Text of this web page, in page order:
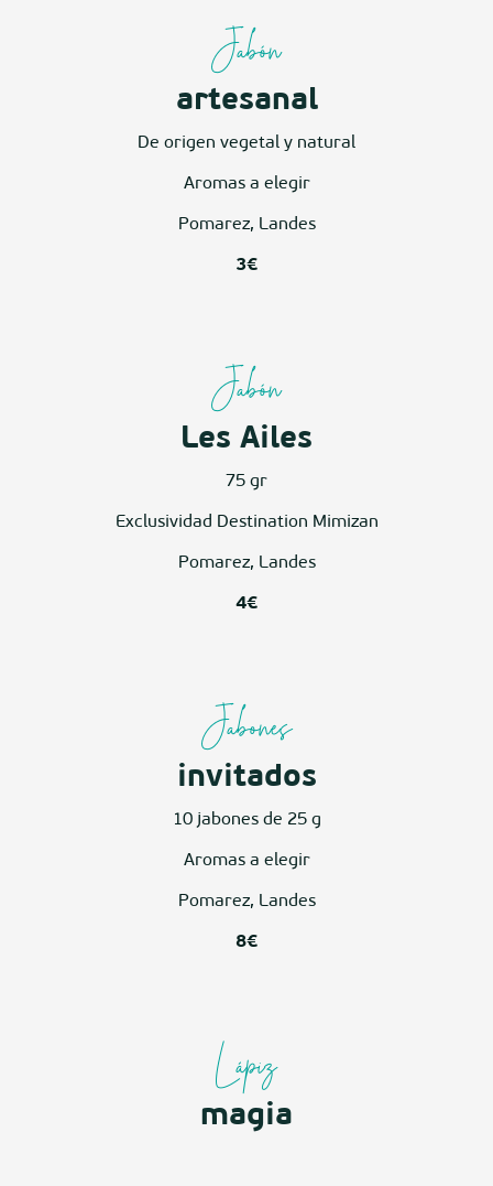
Jabón
artesanal
De origen vegetal y natural
Aromas a elegir
Pomarez, Landes
3€
Jabón
Les Ailes
75 gr
Exclusividad Destination Mimizan
Pomarez, Landes
4€
Jabones
invitados
10 jabones de 25 g
Aromas a elegir
Pomarez, Landes
8€
Lápiz
magia